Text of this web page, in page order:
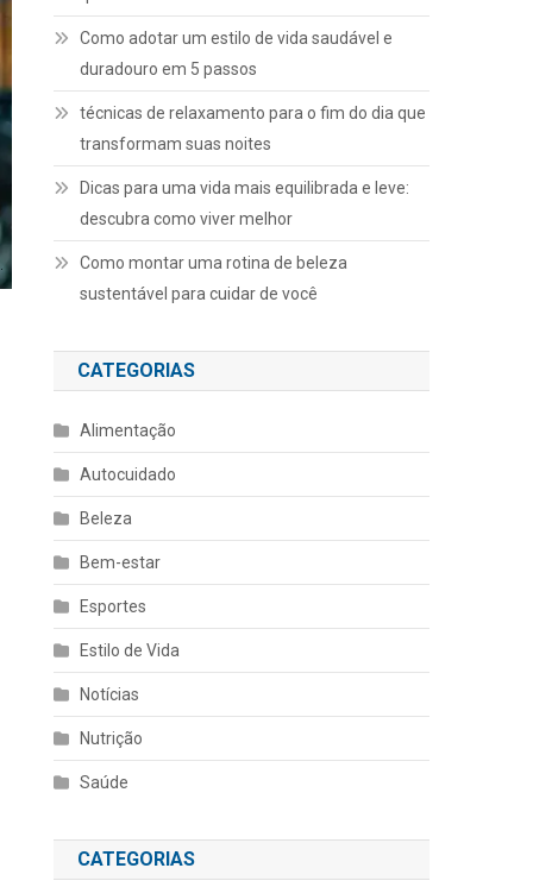
Como adotar um estilo de vida saudável e
duradouro em 5 passos
técnicas de relaxamento para o fim do dia que
transformam suas noites
Dicas para uma vida mais equilibrada e leve:
descubra como viver melhor
Como montar uma rotina de beleza
sustentável para cuidar de você
CATEGORIAS
Alimentação
Autocuidado
Beleza
Bem-estar
Esportes
Estilo de Vida
Notícias
Nutrição
Saúde
CATEGORIAS